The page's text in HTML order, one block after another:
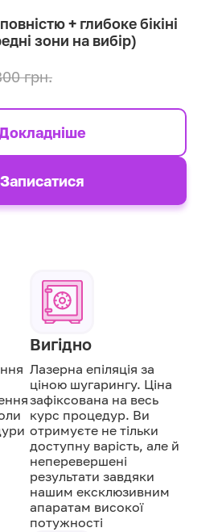
+ глибоке бікіні
зони на вибір)
грн.
Записатися
Вигідно
Лазерна епіляція за
ціною шугарингу. Ціна
зафіксована на весь
курс процедур. Ви
отримуєте не тільки
доступну варість, але й
неперевершені
результати завдяки
нашим ексклюзивним
апаратам високої
потужності